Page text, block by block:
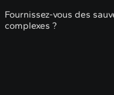
Fournissez-vous des
complexes ?